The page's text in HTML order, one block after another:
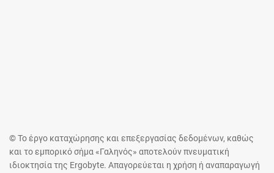
© Το έργο καταχώρησης και επεξεργασίας δεδομένων, καθώς
και το εμπορικό σήμα «Γαληνός» αποτελούν πνευματική
ιδιοκτησία της Ergobyte. Απαγορεύεται η χρήση ή αναπαραγωγή